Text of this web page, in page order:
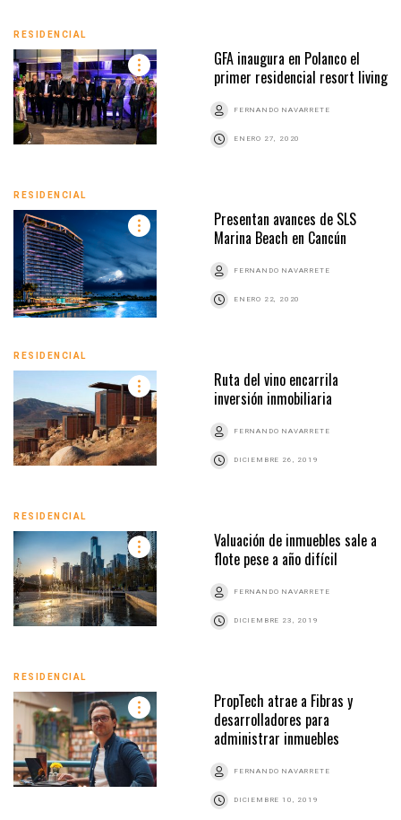
RESIDENCIAL
GFA inaugura en Polanco el
primer residencial resort living
FERNANDO NAVARRETE
ENERO 27, 2020
RESIDENCIAL
Presentan avances de SLS
Marina Beach en Cancún
FERNANDO NAVARRETE
ENERO 22, 2020
RESIDENCIAL
Ruta del vino encarrila
inversión inmobiliaria
FERNANDO NAVARRETE
DICIEMBRE 26, 2019
RESIDENCIAL
Valuación de inmuebles sale a
flote pese a año difícil
FERNANDO NAVARRETE
DICIEMBRE 23, 2019
RESIDENCIAL
PropTech atrae a Fibras y
desarrolladores para
administrar inmuebles
FERNANDO NAVARRETE
DICIEMBRE 10, 2019